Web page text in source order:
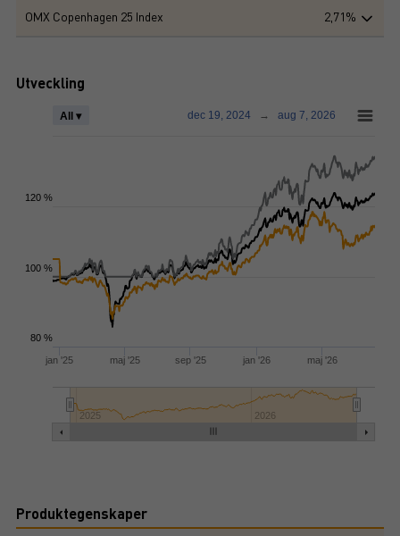
OMX Copenhagen 25 Index 2,71%
Utveckling
jan '25 maj '25 sep '25 jan '26 maj '26
2025 2026
All ▾ dec 19, 2024 → aug 7, 2026
80 %
100 %
120 %
Produktegenskaper